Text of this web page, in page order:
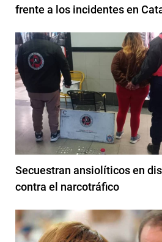
frente a los incidentes en
Secuestran ansiolíticos en
contra el narcotráfico